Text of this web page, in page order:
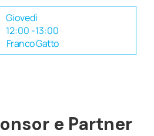
Giovedì
12:00 -13:00
Franco Gatto
e Partner